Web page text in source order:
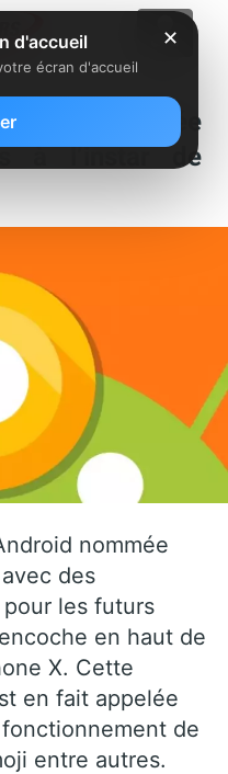
optimisée
à l’instar de
nommée
des
les futurs
en haut de
X. Cette
en fait appelée
de
entre autres.
✕
d'accueil
écran d'accueil